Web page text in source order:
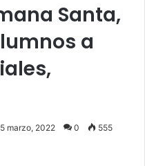
Santa,
a
marzo, 2022 0 555